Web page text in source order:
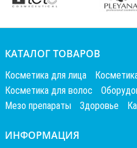
КАТАЛОГ ТОВАРОВ
Косметика для лица
Косметика для волос
Мезо препараты
Здоровье
ИНФОРМАЦИЯ